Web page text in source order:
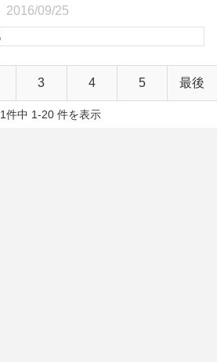
2016/09/25
3 4 5 最後
件中 1-20 件を表示